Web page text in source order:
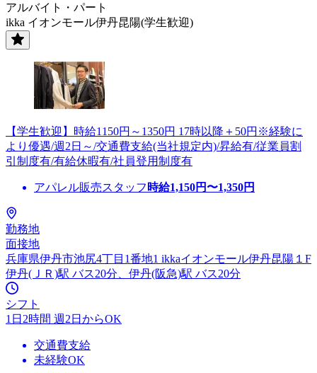
アルバイト・パート
ikka イオンモール伊丹昆陽(学生歓迎)
【学生歓迎】時給1150円～1350円 17時以降＋50円※経験に
より優遇/週2日～/交通費支給(当社規定内)/昇給有/従業員割
引制度有/有給休暇有/社員登用制度有
アパレル販売スタッフ 時給1,150円〜1,350円
勤務地
面接地
兵庫県伊丹市池尻4丁目1番地1 ikkaイオンモール伊丹昆陽１F
伊丹(ＪＲ)駅 バス20分、伊丹(阪急)駅 バス20分
シフト
1日2時間 週2日からOK
交通費支給
未経験OK